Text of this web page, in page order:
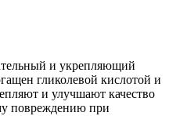
и укрепляющий
гликолевой кислотой и
и улучшают качество
повреждению при